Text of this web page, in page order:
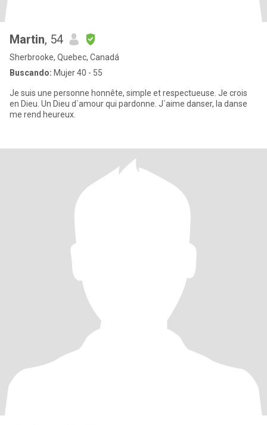
Martin, 54
Sherbrooke, Quebec, Canadá
Buscando: Mujer 40 - 55
Je suis une personne honnête, simple et respectueuse. Je crois
en Dieu. Un Dieu d`amour qui pardonne. J`aime danser, la danse
me rend heureux.